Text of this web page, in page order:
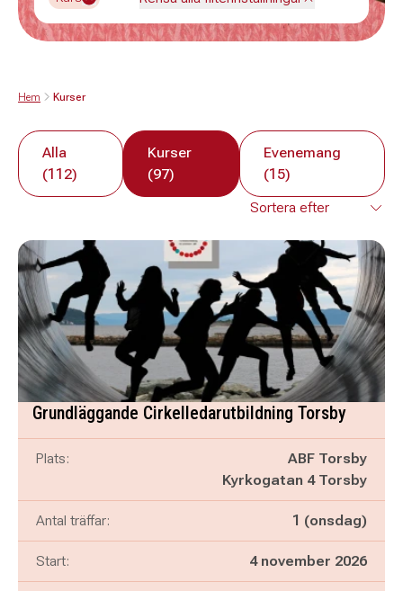
Hem Kurser
Alla
(112)
Kurser
(97)
Evenemang
(15)
Grundläggande Cirkelledarutbildning Torsby
Plats:
ABF Torsby
Kyrkogatan 4 Torsby
Antal träffar: 1 (onsdag)
Start: 4 november 2026